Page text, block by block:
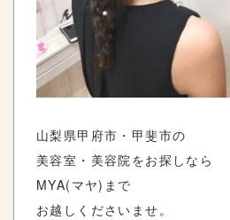
山梨県甲府市・甲斐市の
美容室・美容院をお探しなら
MYA(マヤ)まで
お越しくださいませ。